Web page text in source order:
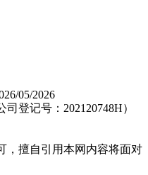
05/2026
登记号：202120748H）
，擅自引用本网内容将面对